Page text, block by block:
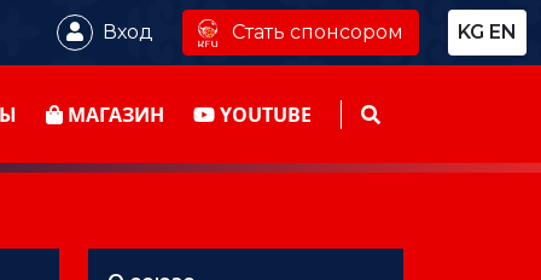
Вход Стать спонсором KG EN
МАГАЗИН YOUTUBE